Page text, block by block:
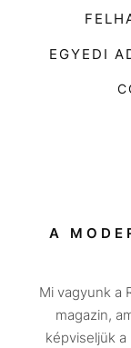
EGYEDI
A
Mi vagyunk a
magazin,
képviseljük